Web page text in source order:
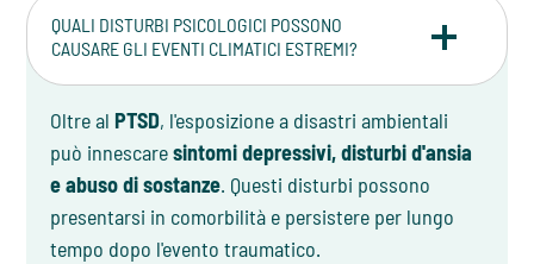
QUALI DISTURBI PSICOLOGICI POSSONO
CAUSARE GLI EVENTI CLIMATICI ESTREMI?
Oltre al PTSD, l'esposizione a disastri ambientali
può innescaresintomi depressivi, disturbi d'ansia
e abuso di sostanze. Questi disturbi possono
presentarsi in comorbilità e persistere per lungo
tempo dopo l'evento traumatico.